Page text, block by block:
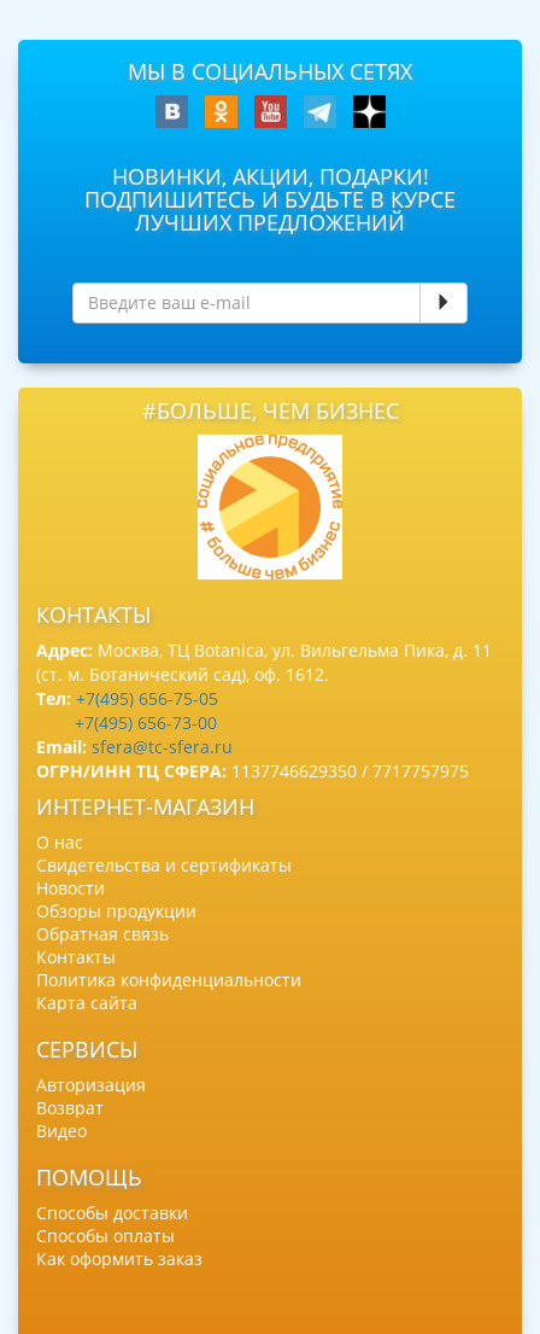
МЫ В СОЦИАЛЬНЫХ СЕТЯХ
НОВИНКИ, АКЦИИ, ПОДАРКИ!
ПОДПИШИТЕСЬ И БУДЬТЕ В КУРСЕ
ЛУЧШИХ ПРЕДЛОЖЕНИЙ
#БОЛЬШЕ, ЧЕМ БИЗНЕС
КОНТАКТЫ
Адрес: Москва, ТЦ Botanica, ул. Вильгельма Пика, д. 11
(ст. м. Ботанический сад), оф. 1612.
Тел: +7(495) 656-75-05
+7(495) 656-73-00
Email: sfera@tc-sfera.ru
ОГРН/ИНН ТЦ СФЕРА: 1137746629350 / 7717757975
ИНТЕРНЕТ-МАГАЗИН
О нас
Свидетельства и сертификаты
Новости
Обзоры продукции
Обратная связь
Контакты
Политика конфиденциальности
Карта сайта
СЕРВИСЫ
Авторизация
Возврат
Видео
ПОМОЩЬ
Способы доставки
Способы оплаты
Как оформить заказ